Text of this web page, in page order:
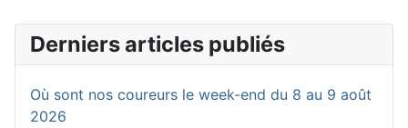
Derniers articles publiés
Où sont nos coureurs le week-end du 8 au 9 août
2026